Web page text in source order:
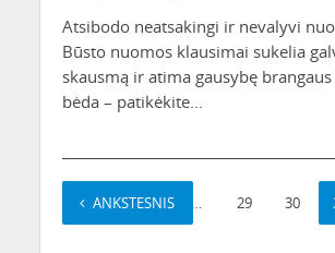
Atsibodo neatsakingi ir nevalyvi
Būsto nuomos klausimai sukelia
skausmą ir atima gausybę brangaus
bėda – patikėkite...
ANKSTESNIS
1 … 29 30